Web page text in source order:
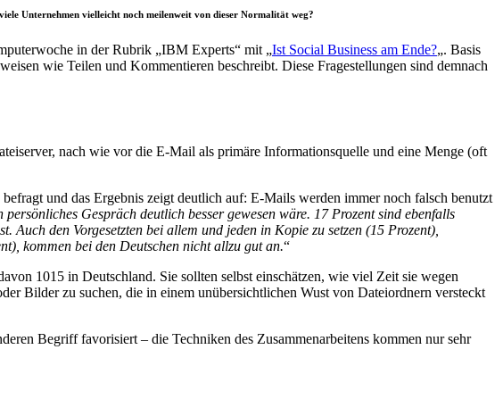
Unternehmen vielleicht noch meilenweit von dieser Normalität weg?
in der Rubrik „IBM Experts“ mit „Ist Social Business am Ende?„. Basis
wie Teilen und Kommentieren beschreibt. Diese Fragestellungen sind demnach
nach wie vor die E-Mail als primäre Informationsquelle und eine Menge (oft
und das Ergebnis zeigt deutlich auf: E-Mails werden immer noch falsch benutzt
Gespräch deutlich besser gewesen wäre. 17 Prozent sind ebenfalls
den Vorgesetzten bei allem und jeden in Kopie zu setzen (15 Prozent),
kommen bei den Deutschen nicht allzu gut an.“
1015 in Deutschland. Sie sollten selbst einschätzen, wie viel Zeit sie wegen
Bilder zu suchen, die in einem unübersichtlichen Wust von Dateiordnern versteckt
Begriff favorisiert – die Techniken des Zusammenarbeitens kommen nur sehr